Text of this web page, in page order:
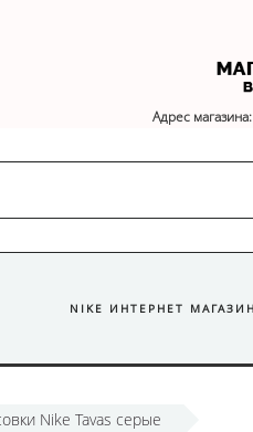
Адрес
NIKE ИНТЕРНЕТ МАГАЗИН
Nike Tavas серые